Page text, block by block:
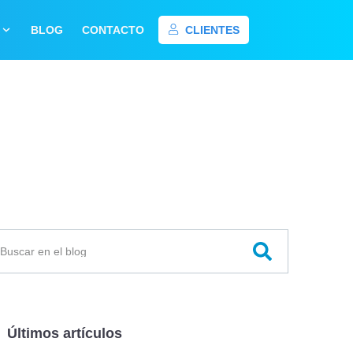
BLOG CONTACTO CLIENTES
Últimos artículos